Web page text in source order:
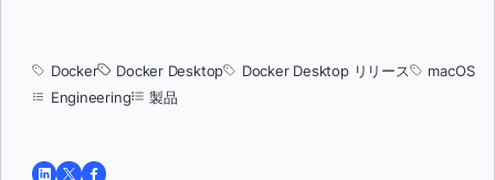
Docker Docker Desktop Docker Desktop リリース
macOS
Engineering
製品